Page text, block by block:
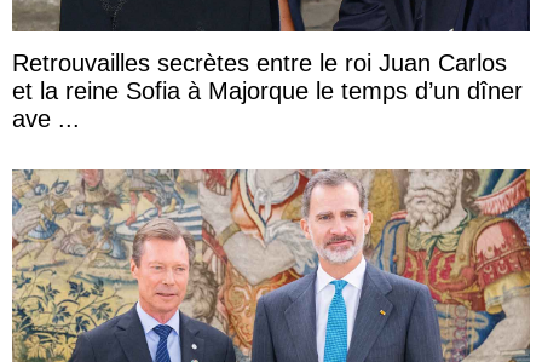
Retrouvailles secrètes entre le roi Juan Carlos
et la reine Sofia à Majorque le temps d’un dîner
ave ...